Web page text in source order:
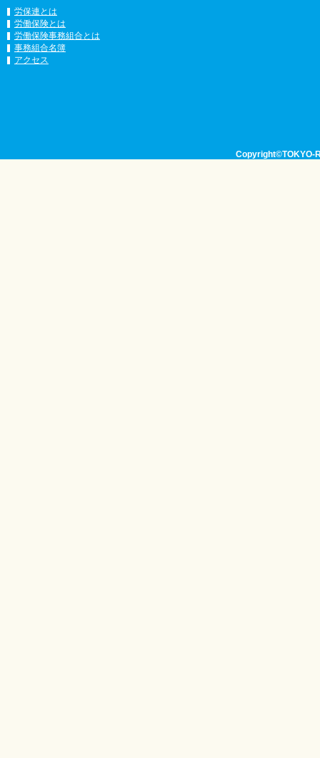
労保連とは
労働保険とは
労働保険事務組合とは
事務組合名簿
アクセス
Copyright©TOKYO-